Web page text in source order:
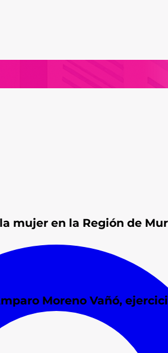
mujer en la Región de
Moreno Vañó,